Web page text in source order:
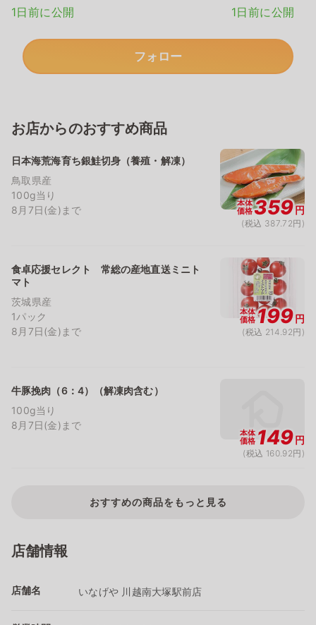
1日前に公開
1日前に公開
フォロー
お店からのおすすめ商品
日本海荒海育ち銀鮭切身（養殖・解凍）
鳥取県産
100g当り
8月7日(金)まで
本体
価格359円
(税込 387.72円)
食卓応援セレクト 常総の産地直送ミニト
マト
茨城県産
1パック
8月7日(金)まで
本体
価格199円
(税込 214.92円)
牛豚挽肉（6：4）（解凍肉含む）
100g当り
8月7日(金)まで
本体
価格 149円
(税込 160.92円)
おすすめの商品をもっと見る
店舗情報
店舗名 いなげや 川越南大塚駅前店